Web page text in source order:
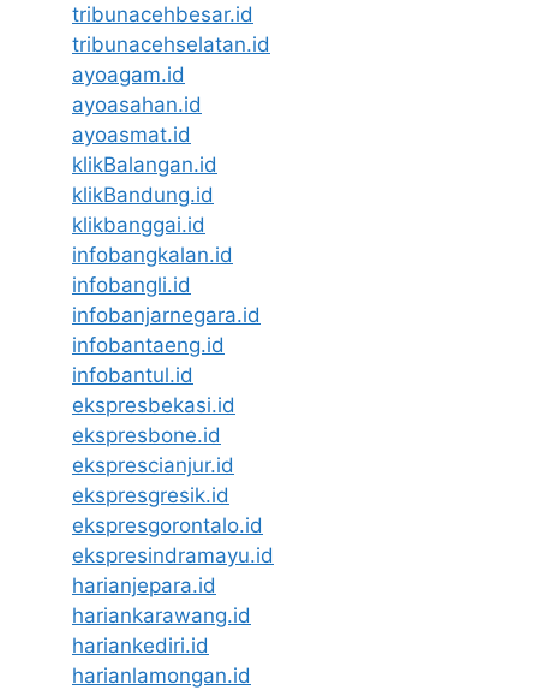
tribunacehbesar.id
tribunacehselatan.id
ayoagam.id
ayoasahan.id
ayoasmat.id
klikBalangan.id
klikBandung.id
klikbanggai.id
infobangkalan.id
infobangli.id
infobanjarnegara.id
infobantaeng.id
infobantul.id
ekspresbekasi.id
ekspresbone.id
eksprescianjur.id
ekspresgresik.id
ekspresgorontalo.id
ekspresindramayu.id
harianjepara.id
hariankarawang.id
hariankediri.id
harianlamongan.id